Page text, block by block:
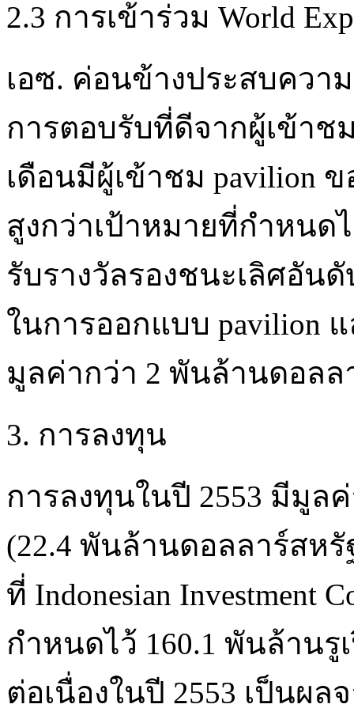
2.3 การเข้าร่วม World
เอซ. ค่อนข้างประสบควา
การตอบรับที่ดีจากผู้เข้าช
เดือนมีผู้เข้าชม pavilion
สูงกว่าเป้าหมายที่กำหนด
รับรางวัลรองชนะเลิศอัน
ในการออกแบบ pavilion
มูลค่ากว่า 2 พันล้านดอลล
3. การลงทุน
การลงทุนในปี 2553 มีมูล
(22.4 พันล้านดอลลาร์สห
ที่ Indonesian Investment
กำหนดไว้ 160.1 พันล้าน
ต่อเนื่องในปี 2553 เป็นผ